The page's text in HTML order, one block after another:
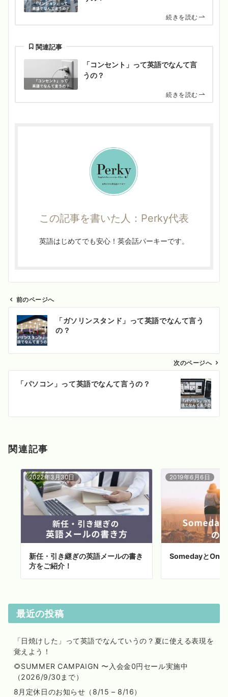
続きを読む
関連記事
「コンセント」って英語でなんて言
うの？
続きを読む
この記事を書いた人：Perky代表
英語はじめてでも安心！英会話パーキーです。
ビ
ン
前のページへ
「ガソリンスタンド」って英語でなんて言う
の？
次のページへ
「パソコン」って英語でなんて言うの？
関連記事
2022年3月30日
新任・引き継ぎの英語メールの書き
方をご紹介！
2019年6月6日
SomedayとOne
最近の投稿
「日焼けした」って英語でなんていうの？夏に使える表現を
覚えよう！
🌻SUMMER CAMPAIGN 〜入会金0円セール実施中
（2026/9/30まで）
8月定休日のお知らせ（8/15 – 8/16）